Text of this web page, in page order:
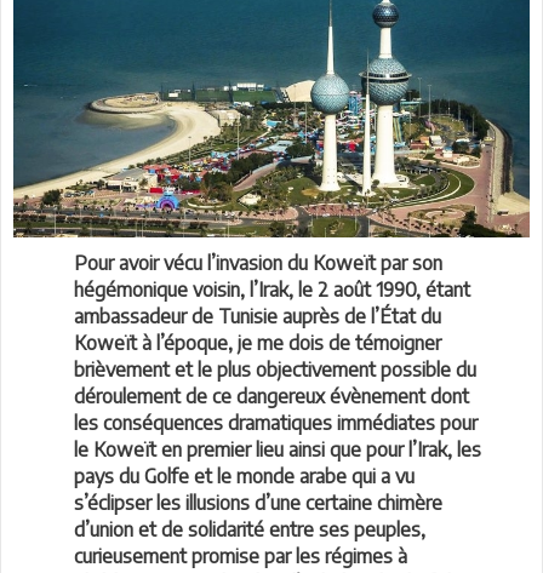
Pour avoir vécu l’invasion du Koweït par son
hégémonique voisin, l’Irak, le 2 août 1990, étant
ambassadeur de Tunisie auprès de l’État du
Koweït à l’époque, je me dois de témoigner
brièvement et le plus objectivement possible du
déroulement de ce dangereux évènement dont
les conséquences dramatiques immédiates pour
le Koweït en premier lieu ainsi que pour l’Irak, les
pays du Golfe et le monde arabe qui a vu
s’éclipser les illusions d’une certaine chimère
d’union et de solidarité entre ses peuples,
curieusement promise par les régimes à